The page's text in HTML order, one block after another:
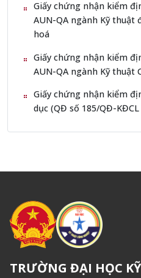
Giấy chứng nhận kiểm
AUN-QA ngành Kỹ thuật
hoá
Giấy chứng nhận kiểm
AUN-QA ngành Kỹ thuật
Giấy chứng nhận kiểm
dục (QĐ số 185/QĐ-
TRƯỜNG ĐẠI HỌC